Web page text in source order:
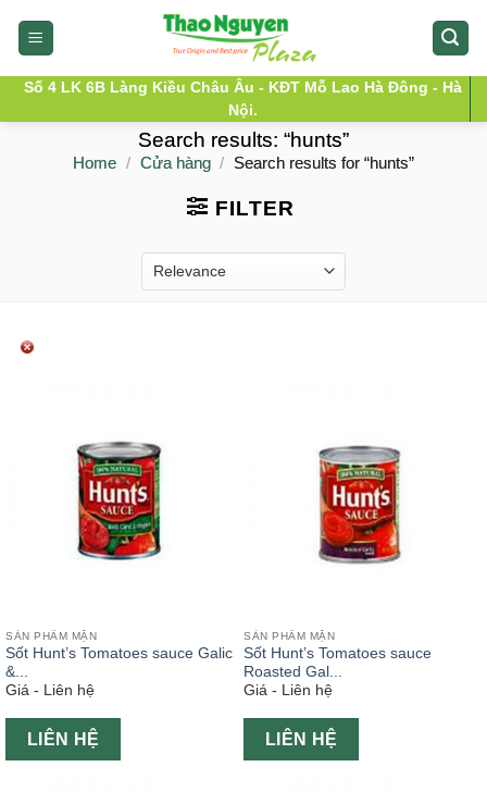
Số 4 LK 6B Làng Kiều Châu Âu - KĐT Mỗ Lao Hà Đông - Hà
Nội.
Search results: “hunts”
Home / Cửa hàng / Search results for “hunts”
FILTER
SẢN PHẨM MẶN
Sốt Hunt’s Tomatoes sauce Galic
&...
Giá - Liên hệ
LIÊN HỆ
SẢN PHẨM MẶN
Sốt Hunt’s Tomatoes sauce
Roasted Gal...
Giá - Liên hệ
LIÊN HỆ